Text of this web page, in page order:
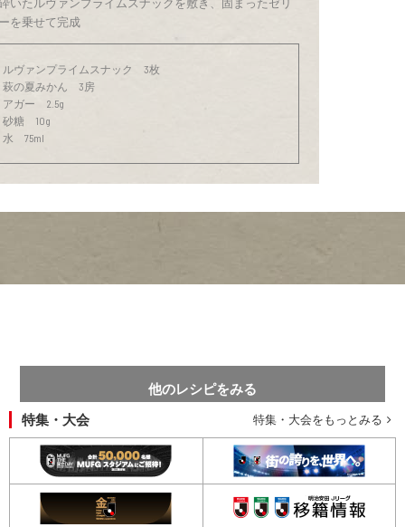
を乗せて完成
ルヴァンプライムスナック 3枚
萩の夏みかん 3房
アガー 2.5g
砂糖 10g
水 75ml
他のレシピをみる
特集・大会
特集・大会をもっとみる